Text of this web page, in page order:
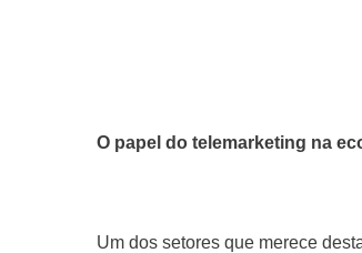
O papel do telemarketing na
Um dos setores que merece